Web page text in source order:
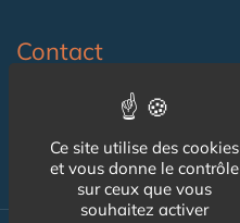
Contact
Ce site utilise des cookies
et vous donne le contrôle
sur ceux que vous
souhaitez activer